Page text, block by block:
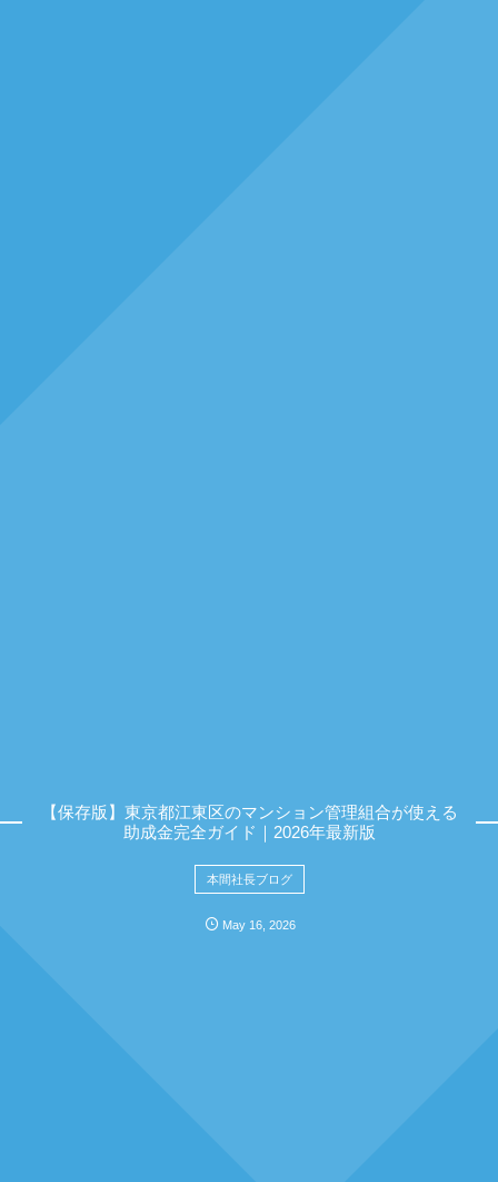
【保存版】東京都江東区のマンション管理組合が使える
助成金完全ガイド｜2026年最新版
本間社長ブログ
May 16 ,2026